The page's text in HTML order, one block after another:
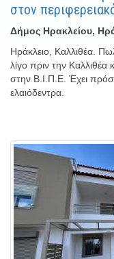
στον
Δήμος Ηρακλείου,
Ηράκλειο, Καλλιθέα.
λίγο πριν την Καλλιθέα
στην Β.Ι.Π.Ε. Έχει
ελαιόδεντρα.